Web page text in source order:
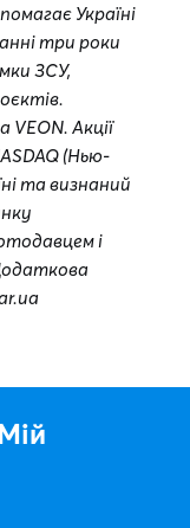
Україні
три роки
ЗСУ,
Акції
(Нью-
та визнаний
і